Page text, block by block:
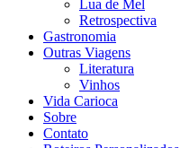
Lua de Mel
Retrospectiva
Gastronomia
Outras Viagens
Literatura
Vinhos
Vida Carioca
Sobre
Contato